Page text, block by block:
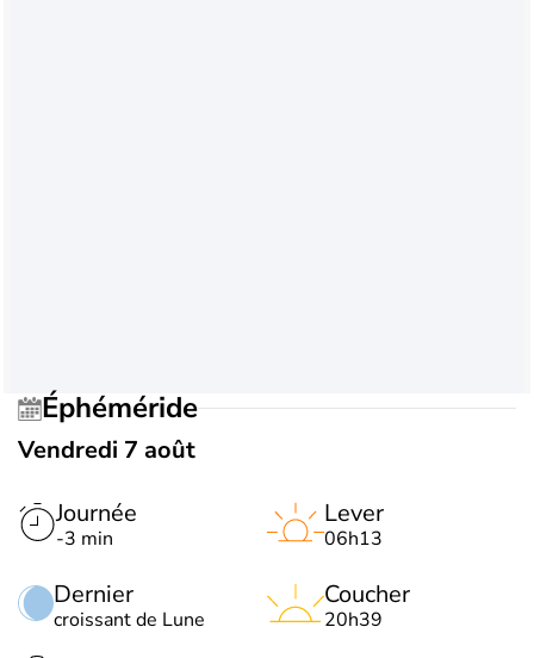
Éphéméride
Vendredi 7 août
Journée
-3 min
Dernier
croissant de Lune
Lever
06h13
Coucher
20h39